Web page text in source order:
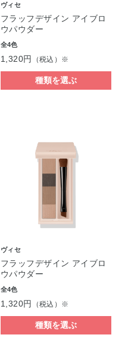
ヴィセ
フラッフデザイン アイブロ
ウパウダー
全4色
1,320円 （税込）※
種類を選ぶ
ヴィセ
フラッフデザイン アイブロ
ウパウダー
全4色
1,320円 （税込）※
種類を選ぶ